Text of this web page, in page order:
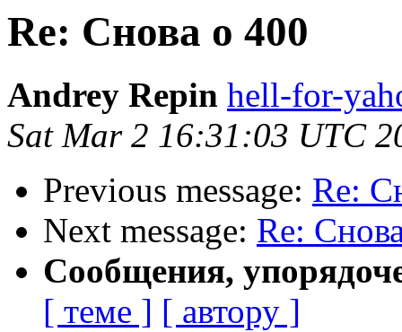
Re: Снова о 400
Andrey Repin hell-for-
Sat Mar 2 16:31:03 UTC
Previous message: Re:
Next message: Re:
Сообщения,
[ теме ] [ автору ]